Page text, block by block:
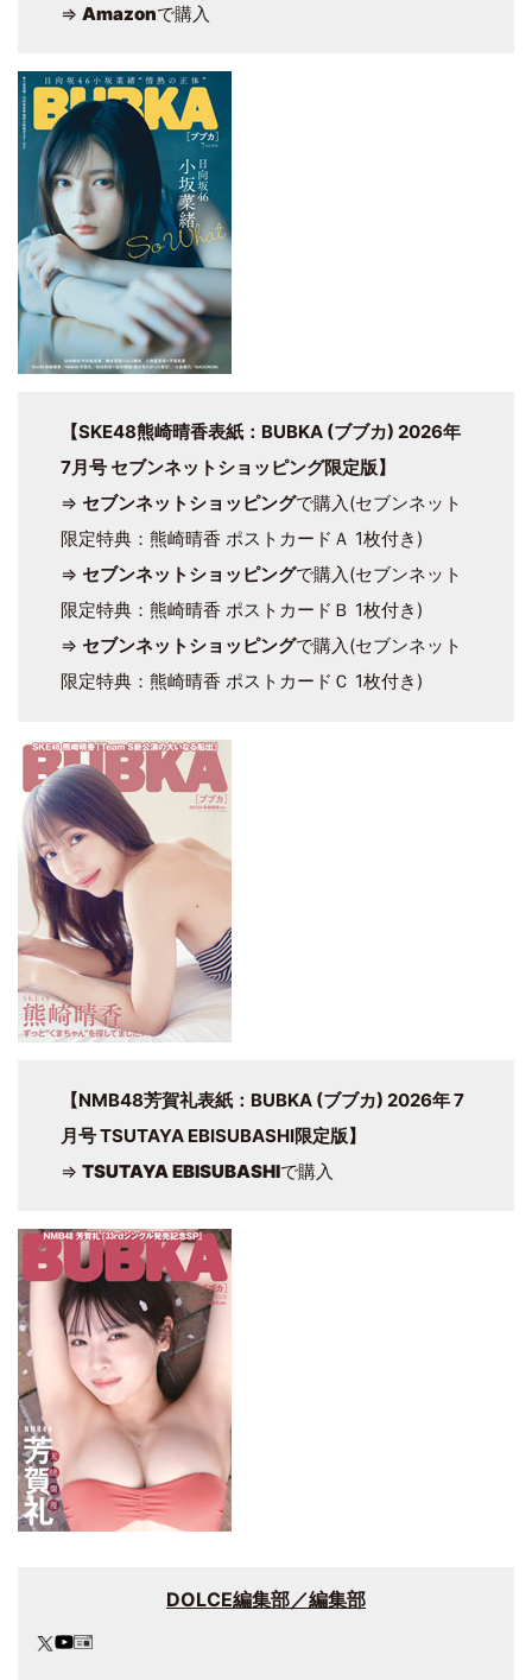
⇒ Amazonで購入
【SKE48熊崎晴香表紙：BUBKA (ブブカ) 2026年
7月号 セブンネットショッピング限定版】
⇒ セブンネットショッピングで購入(セブンネット
限定特典：熊崎晴香 ポストカードＡ 1枚付き)
⇒ セブンネットショッピングで購入(セブンネット
限定特典：熊崎晴香 ポストカードＢ 1枚付き)
⇒ セブンネットショッピングで購入(セブンネット
限定特典：熊崎晴香 ポストカードＣ 1枚付き)
【NMB48芳賀礼表紙：BUBKA (ブブカ) 2026年 7
月号 TSUTAYA EBISUBASHI限定版】
⇒ TSUTAYA EBISUBASHIで購入
DOLCE編集部／編集部